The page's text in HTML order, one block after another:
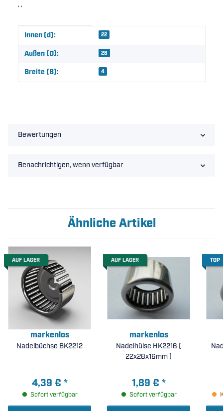
, ,
Produkteigenschaft
Wert
Innen (d): 22
Außen (D): 28
Breite (B): 4
Bewertungen
Benachrichtigen, wenn verfügbar
Ähnliche Artikel
AUF LAGER
markenlos
Nadelbüchse BK2212
4,39 € *
Sofort verfügbar
AUF LAGER
markenlos
Nadelhülse HK2216 (
22x28x16mm )
1,89 € *
Sofort verfügbar
TOP